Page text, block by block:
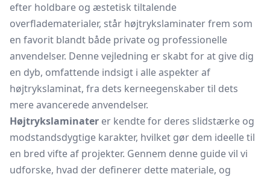
efter holdbare og æstetisk tiltalende
overfladematerialer, står højtrykslaminater frem som
en favorit blandt både private og professionelle
anvendelser. Denne vejledning er skabt for at give dig
en dyb, omfattende indsigt i alle aspekter af
højtrykslaminat, fra dets kerneegenskaber til dets
mere avancerede anvendelser.
Højtrykslaminater er kendte for deres slidstærke og
modstandsdygtige karakter, hvilket gør dem ideelle til
en bred vifte af projekter. Gennem denne guide vil vi
udforske, hvad der definerer dette materiale, og